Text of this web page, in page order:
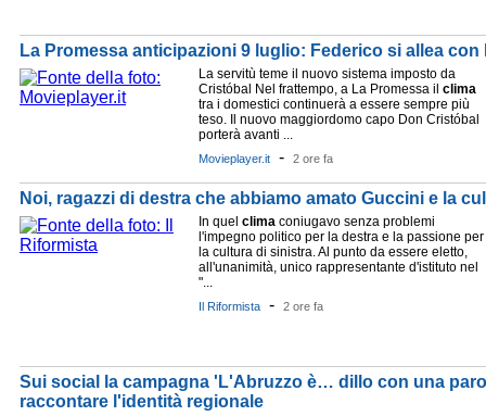
La Promessa anticipazioni 9 luglio: Federico si allea con
La servitù teme il nuovo sistema imposto da
Cristóbal Nel frattempo, a La Promessa il clima
tra i domestici continuerà a essere sempre più
teso. Il nuovo maggiordomo capo Don Cristóbal
porterà avanti ...
Movieplayer.it - 2 ore fa
Noi, ragazzi di destra che abbiamo amato Guccini e la
In quel clima coniugavo senza problemi
l'impegno politico per la destra e la passione per
la cultura di sinistra. Al punto da essere eletto,
all'unanimità, unico rappresentante d'istituto nel
"...
Il Riformista - 2 ore fa
Sui social la campagna 'L'Abruzzo è… dillo con una
raccontare l'identità regionale